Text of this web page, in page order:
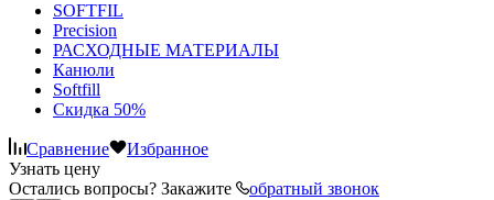
SOFTFIL
Precision
РАСХОДНЫЕ МАТЕРИАЛЫ
Канюли
Softfill
Скидка 50%
Сравнение
Избранное
Узнать цену
Остались вопросы? Закажите
обратный звонок